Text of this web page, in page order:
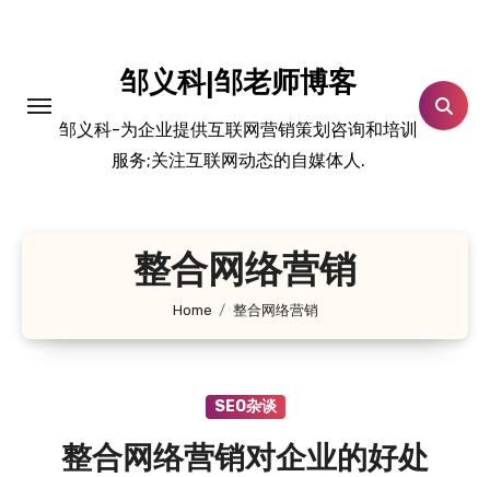
邹义科|邹老师博客
邹义科-为企业提供互联网营销策划咨询和培训
服务;关注互联网动态的自媒体人.
整合网络营销
Home 整合网络营销
SEO杂谈
整合网络营销对企业的好处